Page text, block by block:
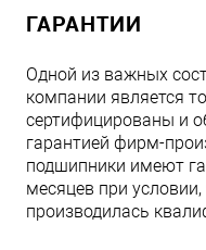
ГАРАНТИИ
Одной из важных
компании является
сертифицированы и
гарантией фирм-
подшипники имеют
месяцев при
производилась